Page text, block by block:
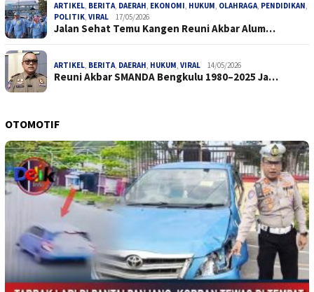
ARTIKEL, BERITA, DAERAH, EKONOMI, HUKUM, OLAHRAGA, PENDIDIKAN,
POLITIK, VIRAL 17/05/2026
Jalan Sehat Temu Kangen Reuni Akbar Alum…
ARTIKEL, BERITA, DAERAH, HUKUM, VIRAL 14/05/2026
Reuni Akbar SMANDA Bengkulu 1980–2025 Ja…
OTOMOTIF